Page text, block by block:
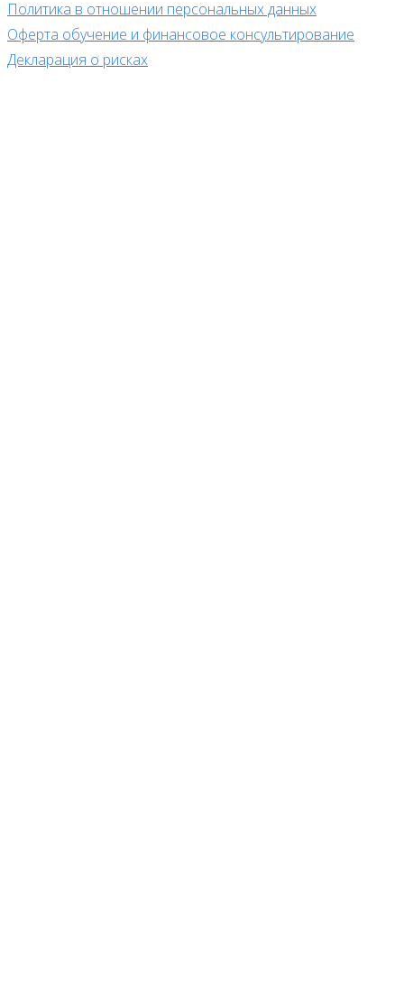
Политика в отношении персональных данных
Оферта обучение и финансовое консультирование
Декларация о рисках